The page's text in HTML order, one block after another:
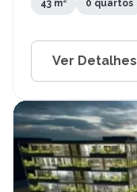
43 m² 0 quartos
Ver Detalhes